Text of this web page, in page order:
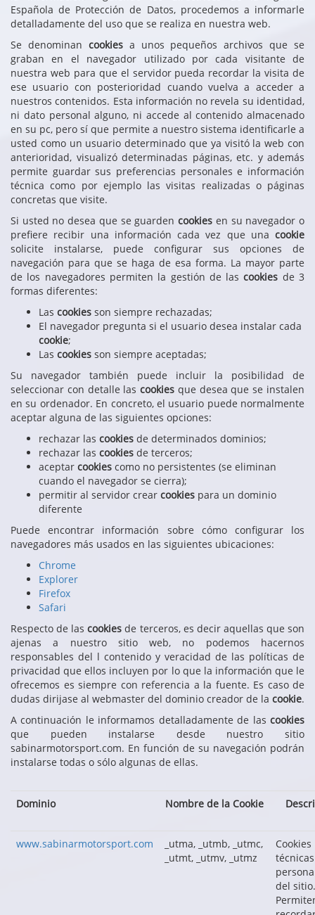
Española de Protección de Datos, procedemos a informarle
detalladamente del uso que se realiza en nuestra web.
Se denominan cookiesa unos pequeños archivos que se
graban en el navegador utilizado por cada visitante de
nuestra web para que el servidor pueda recordar la visita de
ese usuario con posterioridad cuando vuelva a acceder a
nuestros contenidos. Esta información no revela su identidad,
ni dato personal alguno, ni accede al contenido almacenado
en su pc, pero sí que permite a nuestro sistema identificarle a
usted como un usuario determinado que ya visitó la web con
anterioridad, visualizó determinadas páginas, etc. y además
permite guardar sus preferencias personales e información
técnica como por ejemplo las visitas realizadas o páginas
concretas que visite.
Si usted no desea que se guardencookies en su navegador o
prefiere recibir una información cada vez que una cookie
solicite instalarse, puede configurar sus opciones de
navegación para que se haga de esa forma. La mayor parte
de los navegadores permiten la gestión de lascookies de 3
formas diferentes:
Las cookies son siempre rechazadas;
El navegador pregunta si el usuario desea instalar cada
cookie;
Las cookies son siempre aceptadas;
Su navegador también puede incluir la posibilidad de
seleccionar con detalle lascookies que desea que se instalen
en su ordenador. En concreto, el usuario puede normalmente
aceptar alguna de las siguientes opciones:
rechazar las cookies de determinados dominios;
rechazar las cookies de terceros;
aceptar cookies como no persistentes (se eliminan
cuando el navegador se cierra);
permitir al servidor crear cookies para un dominio
diferente
Puede encontrar información sobre cómo configurar los
navegadores más usados en las siguientes ubicaciones:
Chrome
Explorer
Firefox
Safari
Respecto de lascookies de terceros, es decir aquellas que son
ajenas a nuestro sitio web, no podemos hacernos
responsables del l contenido y veracidad de las políticas de
privacidad que ellos incluyen por lo que la información que le
ofrecemos es siempre con referencia a la fuente. Es caso de
dudas dirijase al webmaster del dominio creador de la cookie.
A continuación le informamos detalladamente de las cookies
que pueden instalarse desde nuestro sitio
sabinarmotorsport.com. En función de su navegación podrán
instalarse todas o sólo algunas de ellas.
Dominio Nombre de la Cookie
www.sabinarmotorsport.com
_utma, _utmb, _utmc,
_utmt, _utmv, _utmz
Cookies
del sitio.